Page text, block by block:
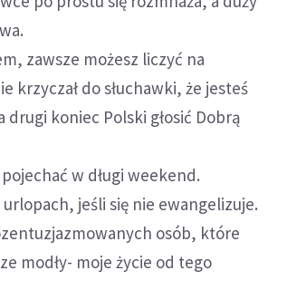
zawsze możesz liczyć na
krzyczał do słuchawki, że jesteś
koniec Polski głosić Dobrą
w długi weekend.
urlopach, jeśli się nie ewangelizuje.
osób, które
modły- moje życie od tego